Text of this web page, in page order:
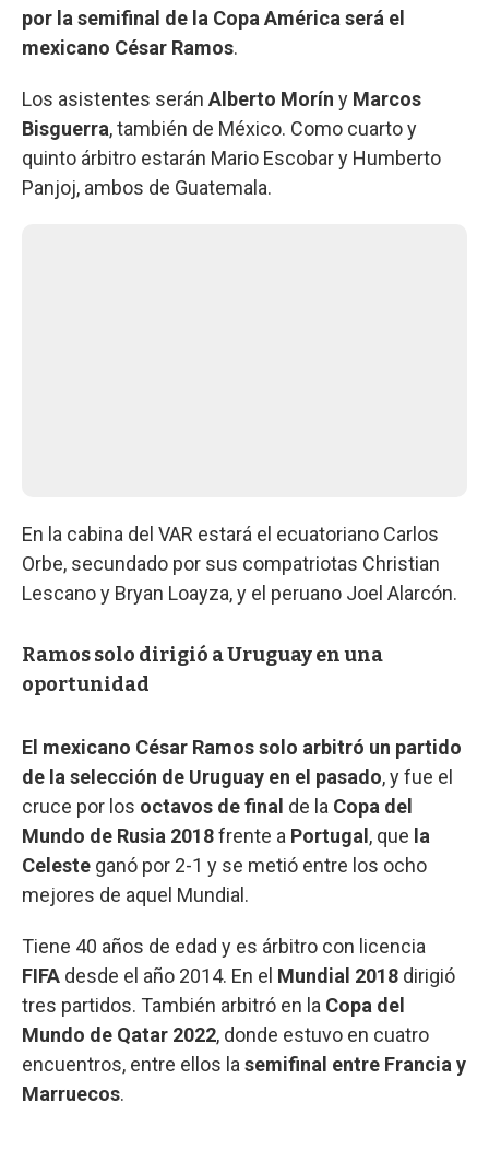
por la semifinal de la Copa América será el
mexicano César Ramos.
Los asistentes serán Alberto Morín y Marcos
Bisguerra, también de México. Como cuarto y
quinto árbitro estarán Mario Escobar y Humberto
Panjoj, ambos de Guatemala.
En la cabina del VAR estará el ecuatoriano Carlos
Orbe, secundado por sus compatriotas Christian
Lescano y Bryan Loayza, y el peruano Joel Alarcón.
Ramos solo dirigió a Uruguay en una
oportunidad
El mexicano César Ramos solo arbitró un partido
de la selección de Uruguay en el pasado, y fue el
cruce por los octavos de final de la Copa del
Mundo de Rusia 2018frente a Portugal , que la
Celeste ganó por 2-1 y se metió entre los ocho
mejores de aquel Mundial.
Tiene 40 años de edad y es árbitro con licencia
FIFA desde el año 2014. En el Mundial 2018 dirigió
tres partidos. También arbitró en la Copa del
Mundo de Qatar 2022, donde estuvo en cuatro
encuentros, entre ellos la semifinal entre Francia y
Marruecos.